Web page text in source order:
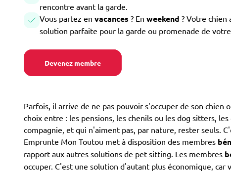
rencontre avant la garde.
Vous partez en vacances ? En weekend ? Votre chien
solution parfaite pour la garde ou promenade de
Devenez membre
Parfois, il arrive de ne pas pouvoir s'occuper de son
choix entre : les pensions, les chenils ou les dog sitters,
compagnie, et qui n'aiment pas, par nature, rester seuls.
Emprunte Mon Toutou met à disposition des membres
rapport aux autres solutions de pet sitting. Les membres
occuper. C'est une solution d'autant plus économique,